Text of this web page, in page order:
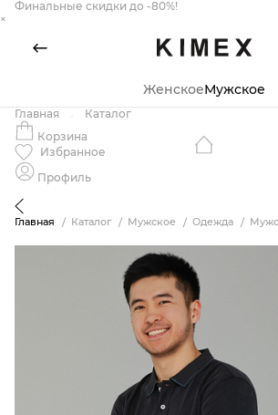
Финальные скидки до -80%!
×
ЖенскоеМужское
Главная
Каталог
Корзина
Избранное
Профиль
Главная Каталог Мужское Одежда